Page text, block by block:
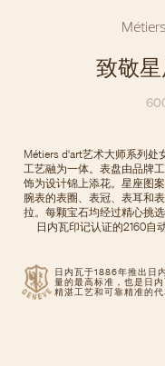
致敬
日内瓦于1886年推出日
量的最高标准，也是日
精湛工艺和可靠精准的代
Métiers d'art艺术大师系列处
工艺融为一体。表盘由品牌
饰为设计锦上添花。星座图
腕表的表圈、表冠、表耳和
拉。每颗宝石均经过精心挑
日内瓦印记认证的2160自